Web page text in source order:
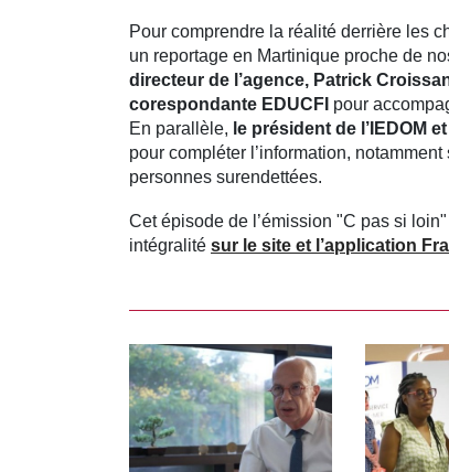
Pour comprendre la réalité derrière les
un reportage en Martinique proche de
directeur de l’agence, Patrick
corespondante EDUCFI pour
En parallèle, le président de l’IEDOM
pour compléter l’information,
personnes surendettées.
Cet épisode de l’émission "C pas si
intégralité sur le site et l’application